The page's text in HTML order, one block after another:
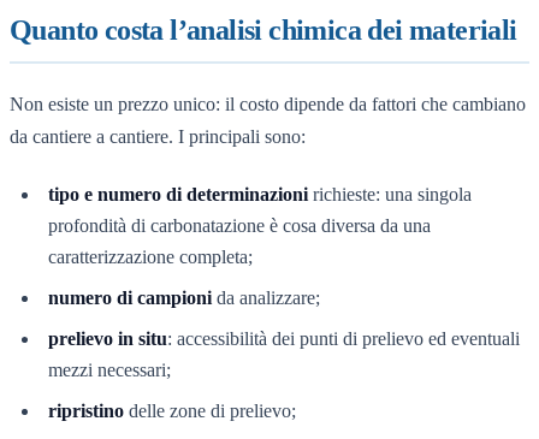
Quanto costa l’analisi chimica dei materiali
Non esiste un prezzo unico: il costo dipende da fattori che cambiano
da cantiere a cantiere. I principali sono:
tipo e numero di determinazioni richieste: una singola
profondità di carbonatazione è cosa diversa da una
caratterizzazione completa;
numero di campioni da analizzare;
prelievo in situ: accessibilità dei punti di prelievo ed eventuali
mezzi necessari;
ripristino delle zone di prelievo;